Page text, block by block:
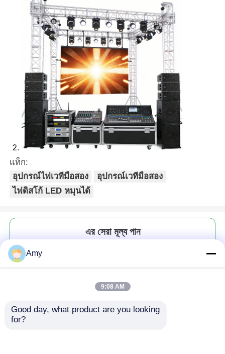
แท็ก:
อุปกรณ์ไฟเวทีมือสอง
อุปกรณ์เวทีมือสอง
ไฟดิสโก้ LED หมุนได้
এর সেরা মূল্য পান
เลเซอร์ DJ
Amy
9:08 AM
Good day, what product are you looking
for?